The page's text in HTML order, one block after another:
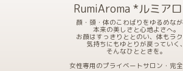
RumiAroma *ルミア
顔・頭・体のこわばりをゆるめなが
本来の美しさと心地よさへ。
お顔はすっきりととのい、体もラク
気持ちにもゆとりが戻っていく、
そんなひとときを。
女性専用のプライベートサロン・完